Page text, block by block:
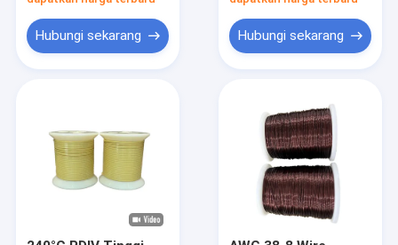
Hubungi sekarang Hubungi sekarang